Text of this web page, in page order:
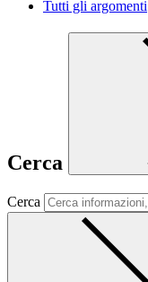
Tutti gli argomenti
Cerca
Cerca